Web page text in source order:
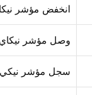
انخفض مؤشر نيكاي 225 إلى أدنى مستوى على
وصل مؤشر نيكاي 225 إلى أعلى مستوى على الإطلاق عند
سجل مؤشر نيكي